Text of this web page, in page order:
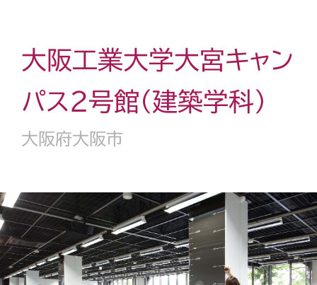
大阪工業大学大宮キャン
パス２号館（建築学科）
大阪府大阪市